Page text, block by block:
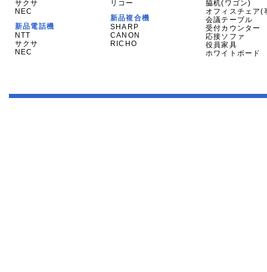
サクサ
NEC
新品電話機
NTT
サクサ
NEC
リコー
新品複合機
SHARP
CANON
RICHO
脇机(ワゴン)
オフィスチェア(
会議テーブル
受付カウンター
応接ソファ
役員家具
ホワイトボード